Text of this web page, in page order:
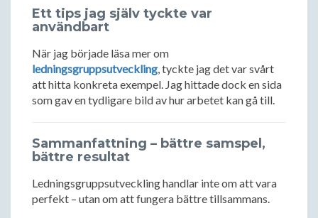
Ett tips jag själv tyckte var
användbart
När jag började läsa mer om
ledningsgruppsutveckling, tyckte jag det var svårt
att hitta konkreta exempel. Jag hittade dock en sida
som gav en tydligare bild av hur arbetet kan gå till.
Sammanfattning – bättre samspel,
bättre resultat
Ledningsgruppsutveckling handlar inte om att vara
perfekt – utan om att fungera bättre tillsammans.